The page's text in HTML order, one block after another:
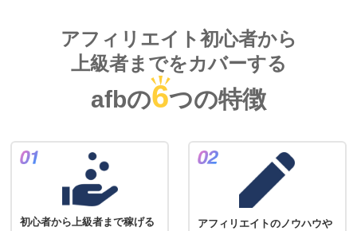
アフィリエイト初心者から
上級者までをカバーする
afbの6つの特徴
初心者から上級者まで稼げる
アフィリエイトのノウハウや